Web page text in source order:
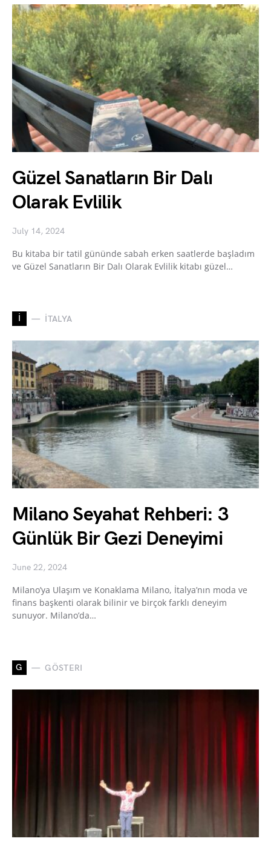
Güzel Sanatların Bir Dalı
Olarak Evlilik
July 14, 2024
Bu kitaba bir tatil gününde sabah erken saatlerde başladım
ve Güzel Sanatların Bir Dalı Olarak Evlilik kitabı güzel…
İ İTALYA
Milano Seyahat Rehberi: 3
Günlük Bir Gezi Deneyimi
June 22, 2024
Milano’ya Ulaşım ve Konaklama Milano, İtalya’nın moda ve
finans başkenti olarak bilinir ve birçok farklı deneyim
sunuyor. Milano’da…
G GÖSTERI